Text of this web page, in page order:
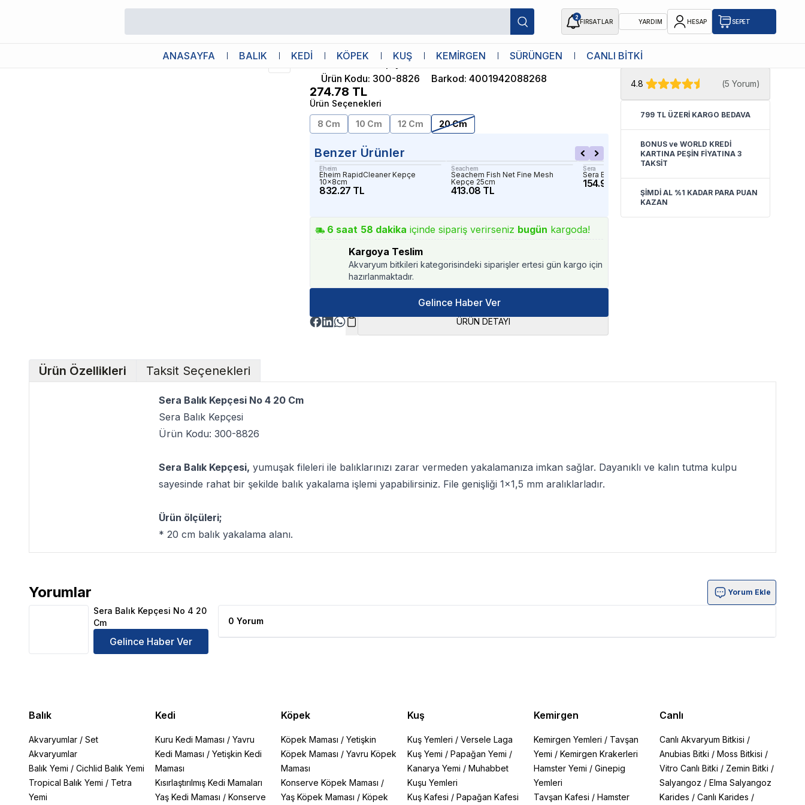
2
FIRSATLAR YARDIM HESAP SEPET
ANASAYFA BALIK KEDİ KÖPEK KUŞ KEMİRGEN SÜRÜNGEN CANLI BİTKİ
Sera
Sera Balık Kepçesi No 4 20 Cm
Ürün Kodu: 300-8826 Barkod:4001942088268
274.78 TL
Ürün Seçenekleri
8 Cm
10 Cm 12 Cm 20 Cm
Benzer Ürünler
Eheim
Eheim RapidCleaner Kepçe
10x8cm
832.27 TL
Seachem
Seachem Fish Net Fine Mesh
Kepçe 25cm
413.08 TL
Sera
Sera Balık Kepçesi No 3 12 Cm
154.97 TL
642.38 TL
6 saat 58 dakika içinde sipariş verirseniz bugün kargoda!
Kargoya Teslim
Akvaryum bitkileri kategorisindeki siparişler ertesi gün kargo için
hazırlanmaktadır.
Gelince Haber Ver
ÜRÜN DETAYI
★ Atakan Petshop,
satıcısıdır.
4.8 (5 Yorum)
799 TL ÜZERİ KARGO BEDAVA
BONUS ve WORLD KREDİ
KARTINA PEŞİN FİYATINA 3
TAKSİT
ŞİMDİ AL %1 KADAR PARA PUAN
KAZAN
Ürün Özellikleri Taksit Seçenekleri
Sera Balık Kepçesi No 4 20 Cm
Sera Balık Kepçesi
Ürün Kodu: 300-8826
Sera Balık Kepçesi, yumuşak fileleri ile balıklarınızı zarar vermeden yakalamanıza imkan sağlar. Dayanıklı ve kalın tutma kulpu
sayesinde rahat bir şekilde balık yakalama işlemi yapabilirsiniz. File genişliği 1x1,5 mm aralıklarladır.
Ürün ölçüleri;
* 20 cm balık yakalama alanı.
Yorumlar
Sera Balık Kepçesi No 4 20 Cm Ürün Yorumları
Yorum Ekle
Sera Balık Kepçesi No 4 20
Cm
Gelince Haber Ver
0 Yorum
Balık
Akvaryumlar / Set
Akvaryumlar
Balık Yemi / Cichlid Balık Yemi
Tropical Balık Yemi / Tetra
Yemi
Kedi
Kuru Kedi Maması / Yavru
Kedi Maması / Yetişkin Kedi
Maması
Kısırlaştırılmış Kedi Mamaları
Yaş Kedi Maması / Konserve
Köpek
Köpek Maması /Yetişkin
Köpek Maması /Yavru Köpek
Maması
Konserve Köpek Maması /
Yaş Köpek Maması /Köpek
Kuş
Kuş Yemleri / Versele Laga
Kuş Yemi / Papağan Yemi /
Kanarya Yemi / Muhabbet
Kuşu Yemleri
Kuş Kafesi / Papağan Kafesi
Kemirgen
Kemirgen Yemleri / Tavşan
Yemi / Kemirgen Krakerleri
Hamster Yemi / Ginepig
Yemleri
Tavşan Kafesi / Hamster
Canlı
Canlı Akvaryum Bitkisi /
Anubias Bitki /Moss Bitkisi /
Vitro Canlı Bitki / Zemin Bitki /
Salyangoz /Elma Salyangoz
Karides /Canlı Karides /